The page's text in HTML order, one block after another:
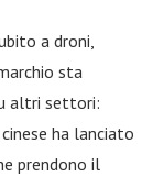
a droni,
sta
altri settori:
ha lanciato
prendono il